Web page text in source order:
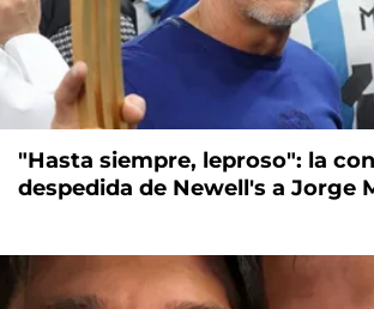
"Hasta siempre, leproso": la
despedida de Newell's a Jorge